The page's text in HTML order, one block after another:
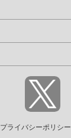
プライバシーポリシー